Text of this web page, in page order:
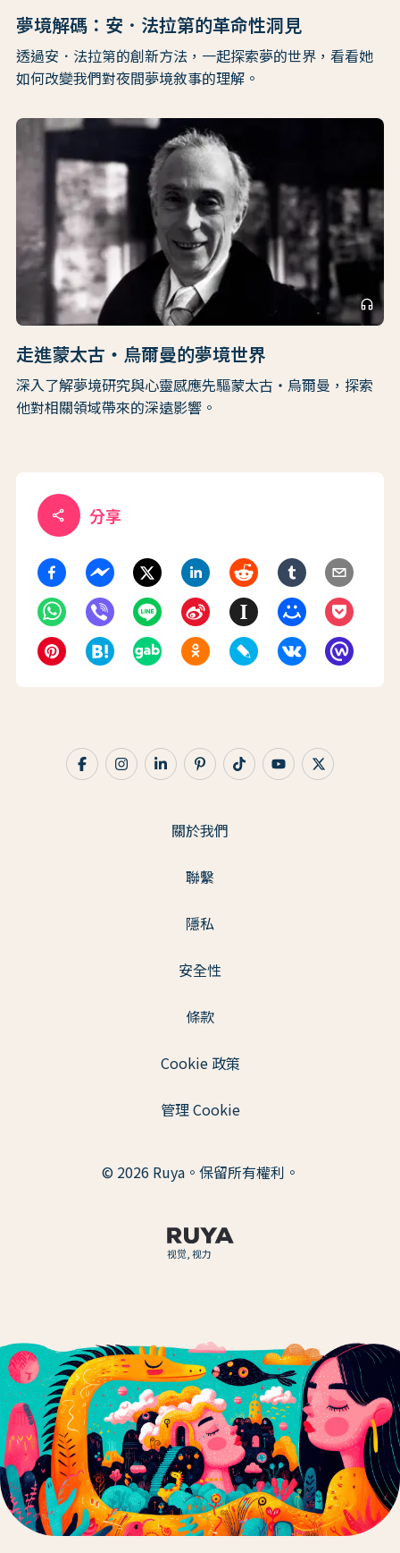
夢境解碼：安．法拉第的革命性洞見
透過安．法拉第的創新方法，一起探索夢的世界，看看她
如何改變我們對夜間夢境敘事的理解。
headphones
走進蒙太古・烏爾曼的夢境世界
深入了解夢境研究與心靈感應先驅蒙太古・烏爾曼，探索
他對相關領域帶來的深遠影響。
share 分享
视觉, 视力
關於我們
聯繫
隱私
安全性
條款
Cookie 政策
管理 Cookie
© 2026 Ruya。保留所有權利。